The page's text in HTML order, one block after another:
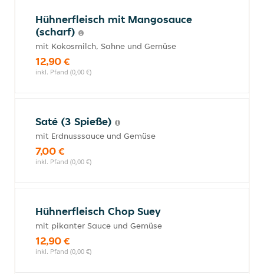
Hühnerfleisch mit Mangosauce
(scharf)
mit Kokosmilch, Sahne und Gemüse
12,90 €
inkl. Pfand (0,00 €)
Saté (3 Spieße)
mit Erdnusssauce und Gemüse
7,00 €
inkl. Pfand (0,00 €)
Hühnerfleisch Chop Suey
mit pikanter Sauce und Gemüse
12,90 €
inkl. Pfand (0,00 €)